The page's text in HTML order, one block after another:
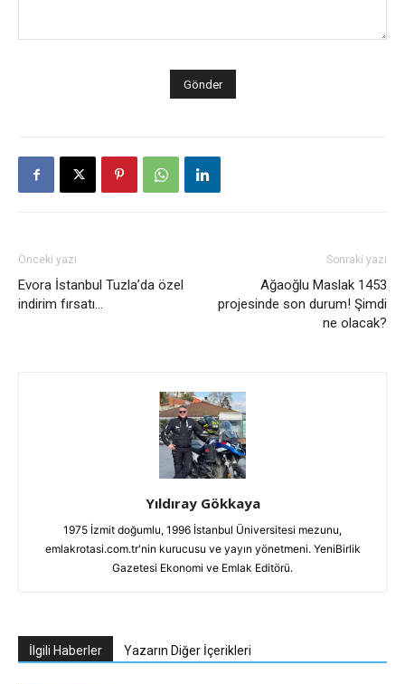
Önceki yazı
Evora İstanbul Tuzla’da özel
indirim fırsatı…
Sonraki yazı
Ağaoğlu Maslak 1453
projesinde son durum! Şimdi
ne olacak?
Yıldıray Gökkaya
1975 İzmit doğumlu, 1996 İstanbul Üniversitesi mezunu,
emlakrotasi.com.tr'nin kurucusu ve yayın yönetmeni. YeniBirlik
Gazetesi Ekonomi ve Emlak Editörü.
İlgili Haberler Yazarın Diğer İçerikleri